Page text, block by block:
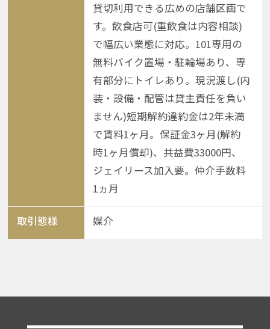
貸切利用できる広めの店舗区画で
す。飲食店可(重飲食は内容相談)
で幅広い業態に対応。101専用の
無料バイク置場・駐輪場あり、専
有部分にトイレあり。現況渡し(内
装・設備・配管は貸主責任を負い
ません)短期解約違約金は2年未満
で賃料1ヶ月。保証金3ヶ月(解約
時1ヶ月償却)、共益費33000円、
ジェイリース加入要。仲介手数料
1ヵ月
取引態様 媒介